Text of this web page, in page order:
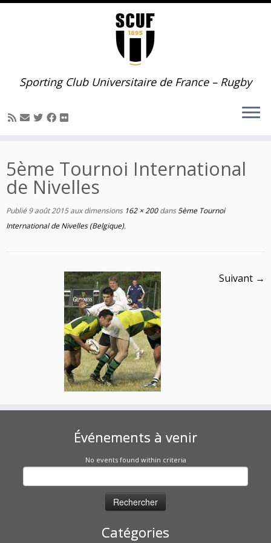
Passer
Sporting Club Universitaire de France – Rugby
5ème Tournoi International
de Nivelles
Publié 9 août 2015aux dimensions162 × 200dans5ème Tournoi
International de Nivelles (Belgique).
Suivant →
Événements à venir
No events found within criteria
Rechercher :
Catégories